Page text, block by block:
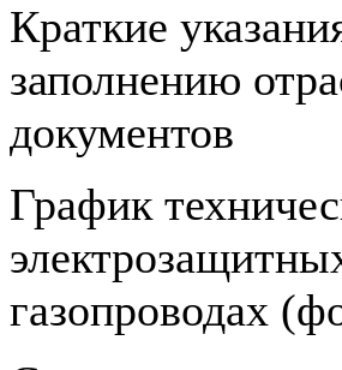
Краткие
заполнению
документов
График
газопроводах